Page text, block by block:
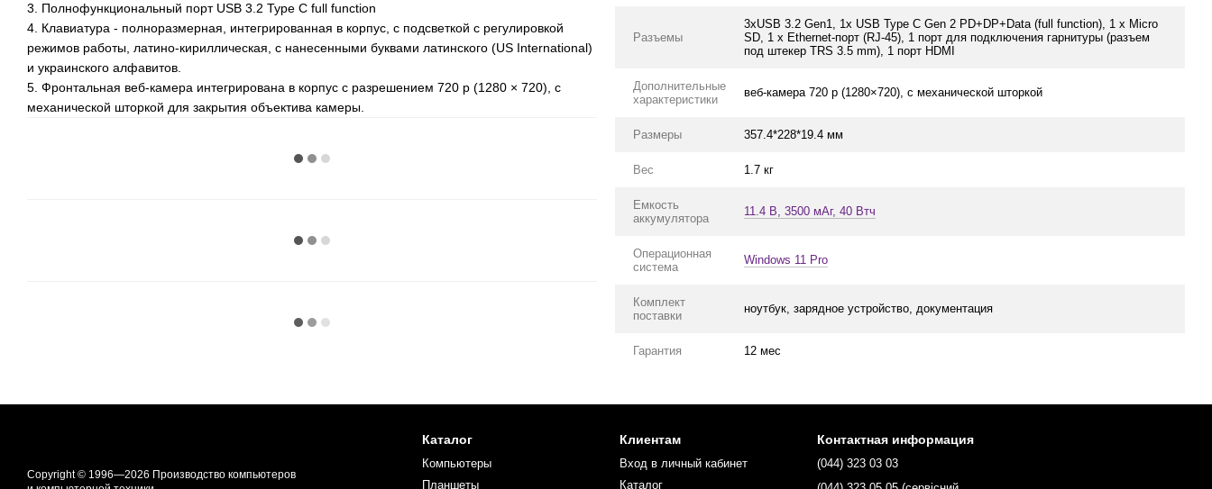
3. Полнофункциональный порт USB 3.2 Type C full function
4. Клавиатура - полноразмерная, интегрированная в корпус, с подсветкой с регулировкой
режимов работы, латино-кириллическая, с нанесенными буквами латинского (US International)
и украинского алфавитов.
5. Фронтальная веб-камера интегрирована в корпус с разрешением 720 p (1280 × 720), с
механической шторкой для закрытия объектива камеры.
Разъемы
3xUSB 3.2 Gen1, 1x USB Type C Gen 2 PD+DP+Data (full function), 1 x Micro
SD, 1 x Ethernet-порт (RJ-45), 1 порт для подключения гарнитуры (разъем
под штекер TRS 3.5 mm), 1 порт HDMI
Дополнительные
характеристики
веб-камера 720 p (1280×720), с механической шторкой
Размеры 357.4*228*19.4 мм
Вес 1.7 кг
Емкость
аккумулятора
11.4 В, 3500 мАг, 40 Втч
Операционная
система
Windows 11 Pro
Комплект
поставки
ноутбук, зарядное устройство, документация
Гарантия 12 мес
Copyright © 1996—2026 Производство компьютеров
Каталог
Компьютеры
Планшеты
Клиентам
Вход в личный кабинет
Каталог
Контактная информация
(044) 323 03 03